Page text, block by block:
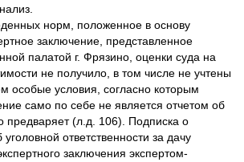
норм, положенное в основу
заключение, представленное
палатой г. Фрязино, оценки суда на
не получило, в том числе не учтены
особые условия, согласно которым
само по себе не является отчетом об
предваряет (л.д. 106). Подписка о
ответственности за дачу
заключения экспертом-